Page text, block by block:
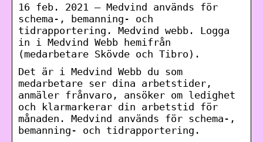
16 feb. 2021 — Medvind används för
schema-, bemanning- och
tidrapportering. Medvind webb. Logga
in i Medvind Webb hemifrån
(medarbetare Skövde och Tibro).
Det är i Medvind Webb du som
medarbetare ser dina arbetstider,
anmäler frånvaro, ansöker om ledighet
och klarmarkerar din arbetstid för
månaden. Medvind används för schema-,
bemanning- och tidrapportering.